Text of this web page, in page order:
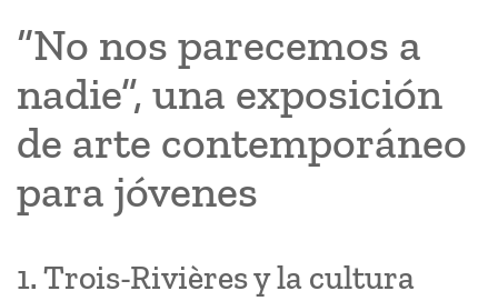
“No nos parecemos a
nadie”, una exposición
de arte contemporáneo
para jóvenes
1. Trois-Rivières y la cultura